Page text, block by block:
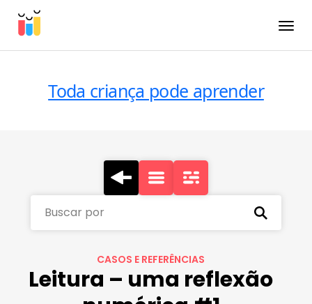
Toda criança pode aprender
Buscar por
CASOS E REFERÊNCIAS
Leitura – uma reflexão